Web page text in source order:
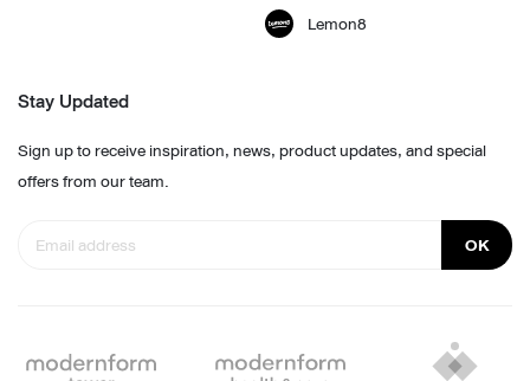
Lemon8
Stay Updated
Sign up to receive inspiration, news, product updates, and special
offers from our team.
OK